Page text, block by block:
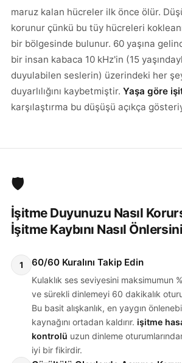
maruz kalan hücreler ilk önce ölür.
korunur çünkü bu tüy hücreleri
bir bölgesinde bulunur. 60 yaşına
bir insan kabaca 10 kHz'in (15
duyulabilen seslerin) üzerindeki her
duyarlılığını kaybetmiştir. Yaşa göre
karşılaştırma bu düşüşü açıkça
🛡️
İşitme Duyunuzu Nasıl
İşitme Kaybını Nasıl
1 60/60 Kuralını Takip Edin
Kulaklık ses seviyesini maksimumun
ve sürekli dinlemeyi 60 dakikalık
Bu basit alışkanlık, en yaygın
kaynağını ortadan kaldırır. işitme
kontrolü uzun dinleme
iyi bir fikirdir.